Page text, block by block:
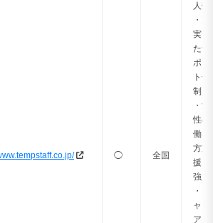
◯ 全国
人数
・充
実し
たサ
ポー
ト体
制
・女
性の
働き
方支
援に
強い
・キ
ャリ
アカ